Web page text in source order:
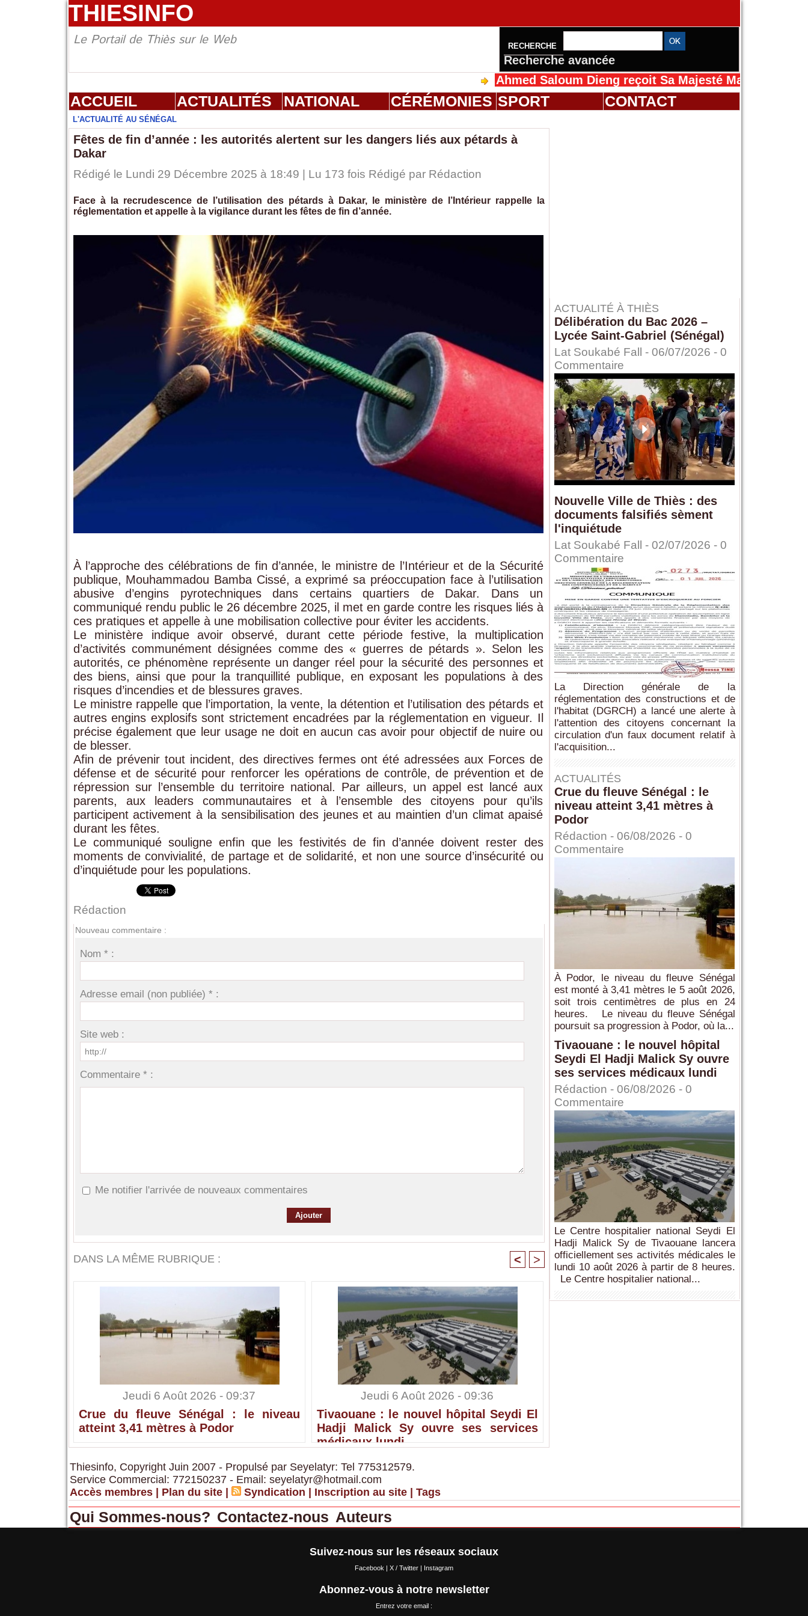
THIESINFO
Le Portail de Thiès sur le Web RECHERCHE
Recherche avancée
Ahmed Saloum Dieng reçoit Sa Majesté Mansah Cissé au
ACCUEIL ACTUALITÉS NATIONAL CÉRÉMONIES SPORT CONTACT
L'ACTUALITÉ AU SÉNÉGAL
Fêtes de fin d’année : les autorités alertent sur les dangers liés aux pétards à
Dakar
Rédigé le Lundi 29 Décembre 2025 à 18:49 | Lu 173 fois Rédigé par Rédaction
Face à la recrudescence de l’utilisation des pétards à Dakar, le ministère de l’Intérieur rappelle la
réglementation et appelle à la vigilance durant les fêtes de fin d’année.
À l’approche des célébrations de fin d’année, le ministre de l’Intérieur et de la Sécurité
publique, Mouhammadou Bamba Cissé, a exprimé sa préoccupation face à l’utilisation
abusive d’engins pyrotechniques dans certains quartiers de Dakar. Dans un
communiqué rendu public le 26 décembre 2025, il met en garde contre les risques liés à
ces pratiques et appelle à une mobilisation collective pour éviter les accidents.
Le ministère indique avoir observé, durant cette période festive, la multiplication
d’activités communément désignées comme des « guerres de pétards ». Selon les
autorités, ce phénomène représente un danger réel pour la sécurité des personnes et
des biens, ainsi que pour la tranquillité publique, en exposant les populations à des
risques d’incendies et de blessures graves.
Le ministre rappelle que l’importation, la vente, la détention et l’utilisation des pétards et
autres engins explosifs sont strictement encadrées par la réglementation en vigueur. Il
précise également que leur usage ne doit en aucun cas avoir pour objectif de nuire ou
de blesser.
Afin de prévenir tout incident, des directives fermes ont été adressées aux Forces de
défense et de sécurité pour renforcer les opérations de contrôle, de prévention et de
répression sur l’ensemble du territoire national. Par ailleurs, un appel est lancé aux
parents, aux leaders communautaires et à l’ensemble des citoyens pour qu’ils
participent activement à la sensibilisation des jeunes et au maintien d’un climat apaisé
durant les fêtes.
Le communiqué souligne enfin que les festivités de fin d’année doivent rester des
moments de convivialité, de partage et de solidarité, et non une source d’insécurité ou
d’inquiétude pour les populations.
Rédaction
Nouveau commentaire :
Nom * :
Adresse email (non publiée) * :
Site web :
Commentaire * :
Me notifier l'arrivée de nouveaux commentaires
DANS LA MÊME RUBRIQUE : < >
Jeudi 6 Août 2026 - 09:37
Crue du fleuve Sénégal : le niveau
atteint 3,41 mètres à Podor
Jeudi 6 Août 2026 - 09:36
Tivaouane : le nouvel hôpital Seydi El
Hadji Malick Sy ouvre ses services
médicaux lundi
ACTUALITÉ À THIÈS
Délibération du Bac 2026 –
Lycée Saint-Gabriel (Sénégal)
Lat Soukabé Fall - 06/07/2026 - 0
Commentaire
Nouvelle Ville de Thiès : des
documents falsifiés sèment
l'inquiétude
Lat Soukabé Fall - 02/07/2026 - 0
Commentaire
La Direction générale de la
réglementation des constructions et de
l'habitat (DGRCH) a lancé une alerte à
l'attention des citoyens concernant la
circulation d'un faux document relatif à
l'acquisition...
ACTUALITÉS
Crue du fleuve Sénégal : le
niveau atteint 3,41 mètres à
Podor
Rédaction - 06/08/2026 - 0
Commentaire
À Podor, le niveau du fleuve Sénégal
est monté à 3,41 mètres le 5 août 2026,
soit trois centimètres de plus en 24
heures. Le niveau du fleuve Sénégal
poursuit sa progression à Podor, où la...
Tivaouane : le nouvel hôpital
Seydi El Hadji Malick Sy ouvre
ses services médicaux lundi
Rédaction - 06/08/2026 - 0
Commentaire
Le Centre hospitalier national Seydi El
Hadji Malick Sy de Tivaouane lancera
officiellement ses activités médicales le
lundi 10 août 2026 à partir de 8 heures.
Le Centre hospitalier national...
Thiesinfo, Copyright Juin 2007 - Propulsé par Seyelatyr: Tel 775312579.
Service Commercial: 772150237 - Email: seyelatyr@hotmail.com
Accès membres
Plan du site Syndication Inscription au site Tags
Qui Sommes-nous? Contactez-nous Auteurs
Suivez-nous sur les réseaux sociaux
Facebook X / Twitter Instagram
Abonnez-vous à notre newsletter
Entrez votre email :